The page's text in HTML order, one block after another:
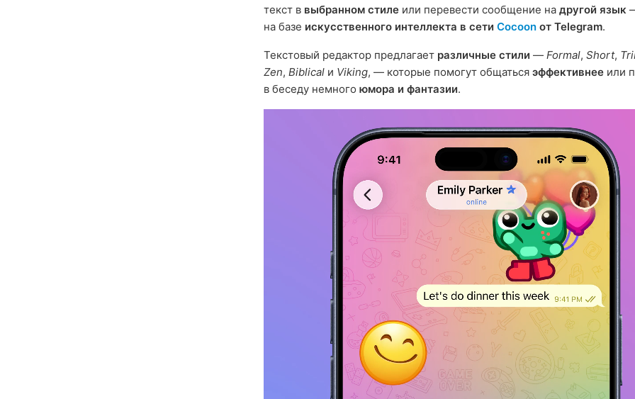
текст в выбранном стиле или перевести сообщение на другой язык
на базе искусственного интеллекта в сети Cocoon от Telegram.
Текстовый редактор предлагает различные стили — Formal, Short,
Zen, Biblical и Viking, — которые помогут общаться эффективнее или
в беседу немного юмора и фантазии.